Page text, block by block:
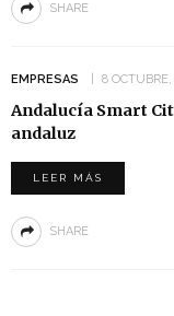
SHARE
EMPRESAS 8 OCTUBRE,
Andalucía Smart
andaluz
LEER MÁS
SHARE